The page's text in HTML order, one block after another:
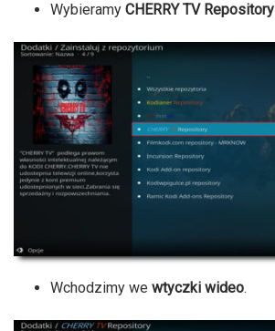
Wybieramy CHERRY TV Repository
Wchodzimy we wtyczki wideo.